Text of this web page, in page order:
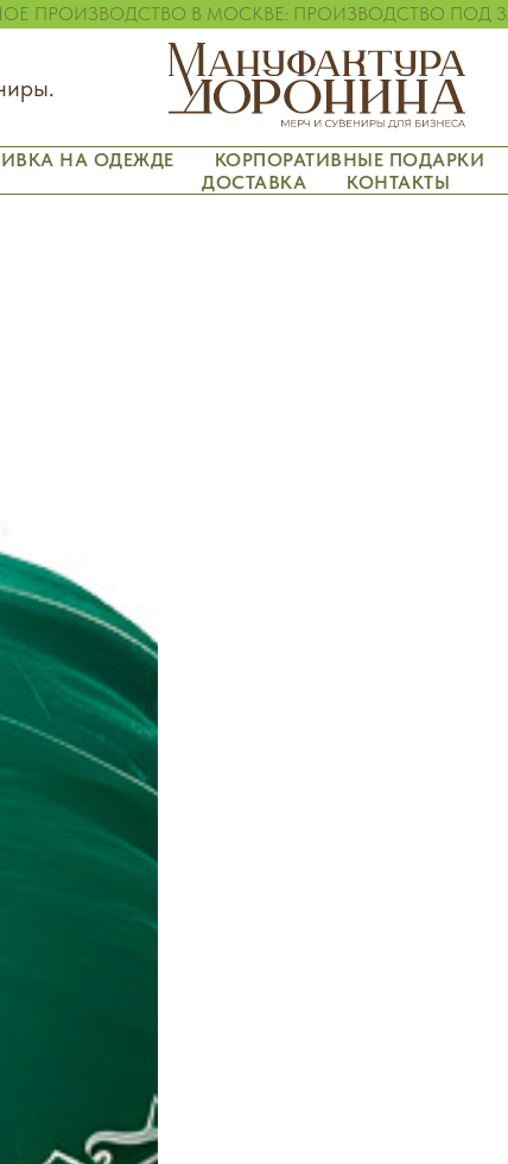
ПРОИЗВОДСТВО В МОСКВЕ: ПРОИЗВОДСТВО ПОД
НА ОДЕЖДЕ КОРПОРАТИВНЫЕ ПОДАРКИ
ДОСТАВКА
КОНТАКТЫ